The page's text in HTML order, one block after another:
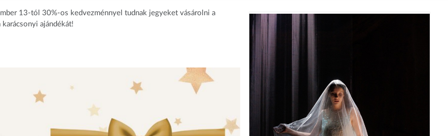
13-tól 30%-os kedvezménnyel tudnak jegyeket vásárolni a
ajándékát!